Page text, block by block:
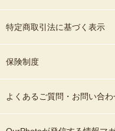
特定商取引法に基づく表示
保険制度
よくあるご質問・お問い合わ